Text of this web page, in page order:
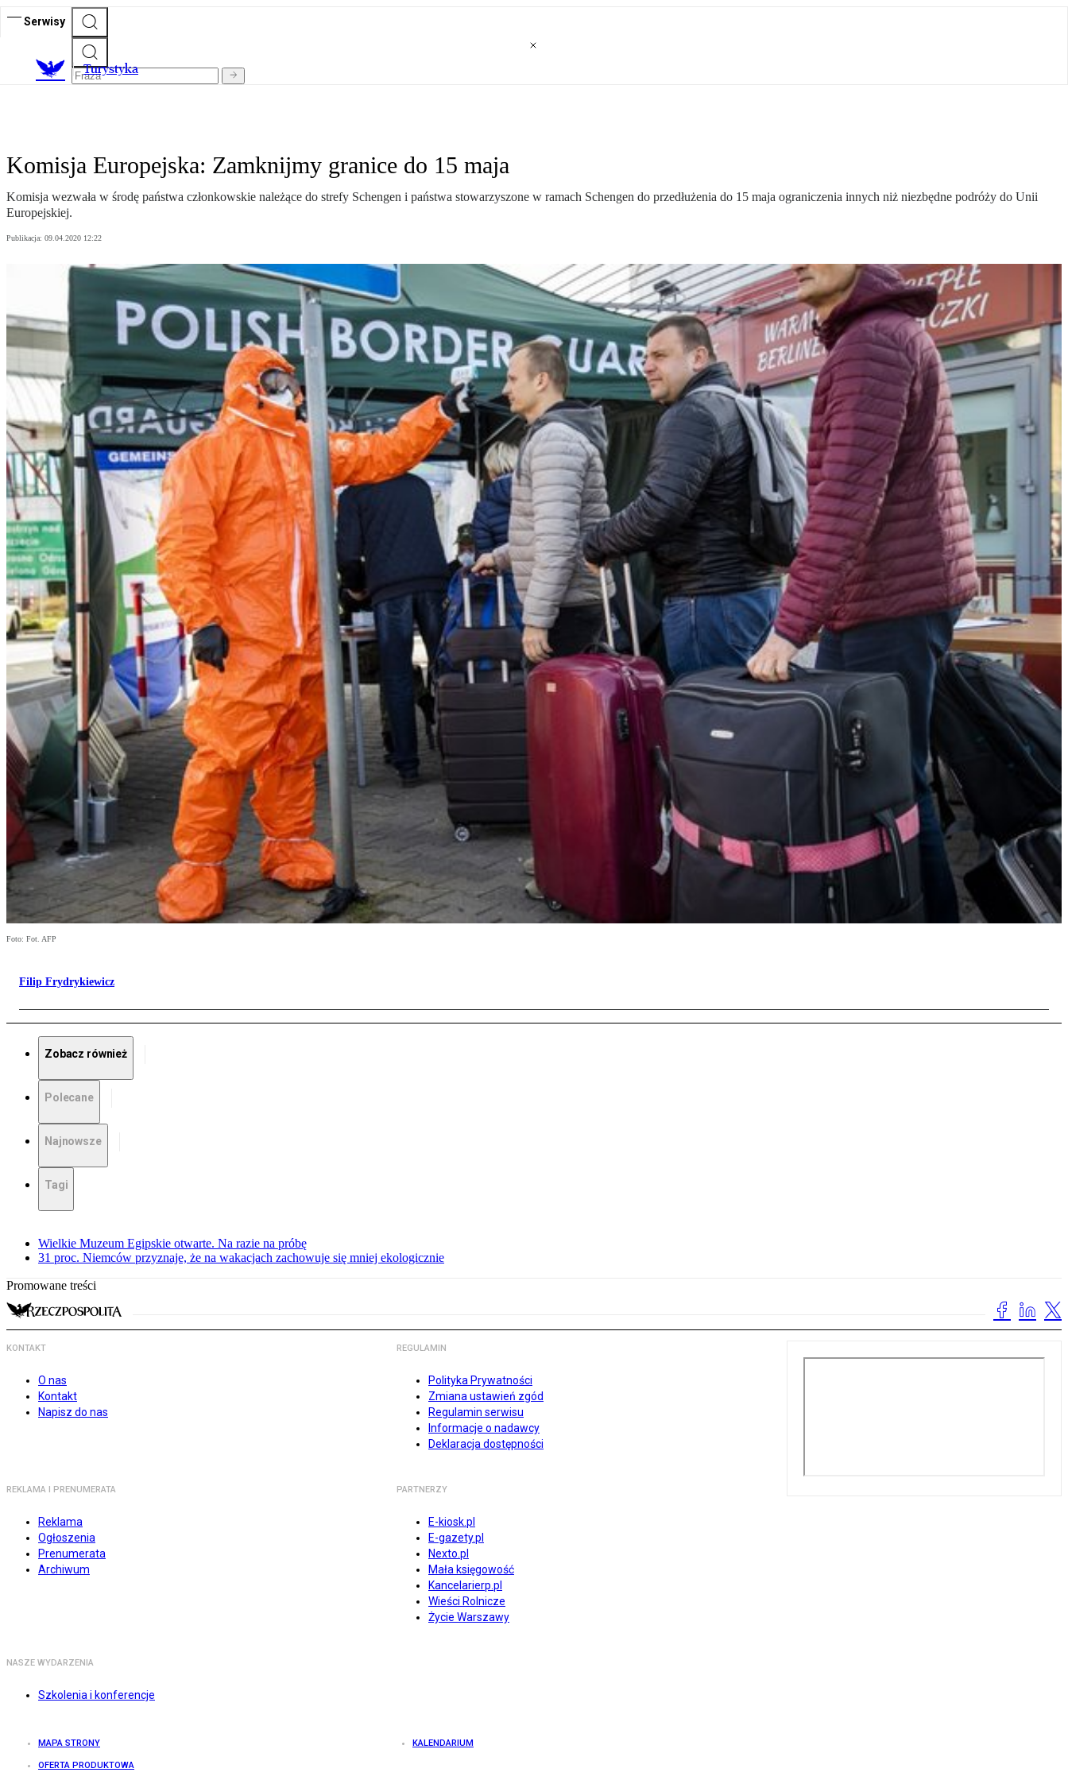
Serwisy
Turystyka
Komisja Europejska: Zamknijmy granice do 15 maja
Komisja wezwała w środę państwa członkowskie należące do strefy Schengen i państwa stowarzyszone w ramach Schengen do przedłużenia do 15 maja ograniczenia innych niż niezbędne podróży do Unii
Europejskiej.
Publikacja: 09.04.2020 12:22
Foto: Fot. AFP
Filip Frydrykiewicz
Zobacz również
Polecane
Najnowsze
Tagi
Wielkie Muzeum Egipskie otwarte. Na razie na próbę
31 proc. Niemców przyznaje, że na wakacjach zachowuje się mniej ekologicznie
Promowane treści
KONTAKT
O nas
Kontakt
Napisz do nas
REGULAMIN
Polityka Prywatności
Zmiana ustawień zgód
Regulamin serwisu
Informacje o nadawcy
Deklaracja dostępności
REKLAMA I PRENUMERATA
Reklama
Ogłoszenia
Prenumerata
Archiwum
PARTNERZY
E-kiosk.pl
E-gazety.pl
Nexto.pl
Mała księgowość
Kancelarierp.pl
Wieści Rolnicze
Życie Warszawy
NASZE WYDARZENIA
Szkolenia i konferencje
MAPA STRONY KALENDARIUM
OFERTA PRODUKTOWA